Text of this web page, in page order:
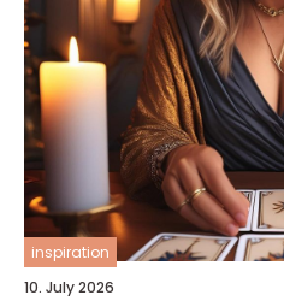
inspiration
10. July 2026